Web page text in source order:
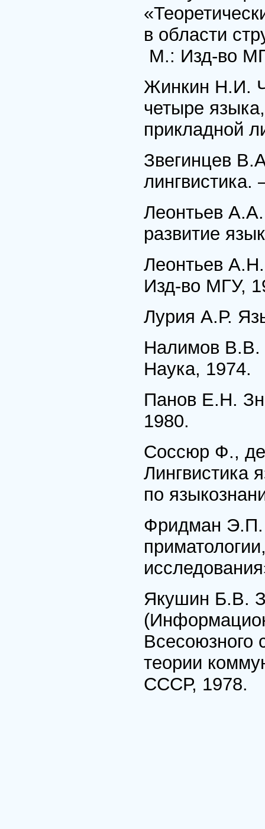
в области
М.: Изд-во
Жинкин Н.И.
четыре
прикладной
Звегинцев
Леонтьев
развитие
Леонтьев
Изд-во МГУ,
Лурия А.Р.
Налимов В.В.
Наука, 1974.
Панов Е.Н.
1980.
Соссюр Ф.,
Лингвистика
по
Фридман Э.П.
Якушин Б.В.
Всесоюзного
теории
СССР, 1978.